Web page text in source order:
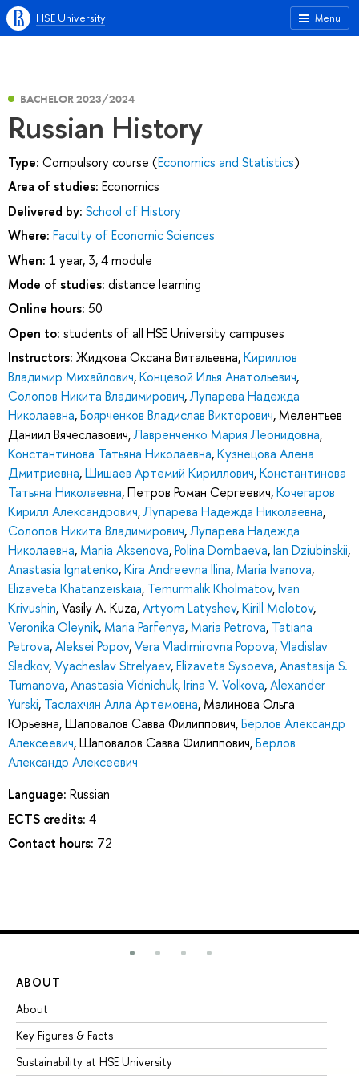
Menu
HSE University
BACHELOR 2023/2024
Russian History
Type: Compulsory course (Economics and Statistics)
Area of studies: Economics
Delivered by: School of History
Where: Faculty of Economic Sciences
When: 1 year, 3, 4 module
Mode of studies: distance learning
Online hours: 50
Open to: students of all HSE University campuses
Instructors: Жидкова Оксана Витальевна,Кириллов
Владимир Михайлович,Концевой Илья Анатольевич,
Солопов Никита Владимирович,Лупарева Надежда
Николаевна,Боярченков Владислав Викторович, Мелентьев
Даниил Вячеславович,Лавренченко Мария Леонидовна,
Константинова Татьяна Николаевна,Кузнецова Алена
Дмитриевна,Шишаев Артемий Кириллович,Константинова
Татьяна Николаевна,Петров Роман Сергеевич,Кочегаров
Кирилл Александрович,Лупарева Надежда Николаевна,
Солопов Никита Владимирович,Лупарева Надежда
Николаевна, Mariia Aksenova,Polina Dombaeva,Ian Dziubinskii,
Anastasia Ignatenko,Kira Andreevna Ilina, Maria Ivanova,
Elizaveta Khatanzeiskaia, Temurmalik Kholmatov,Ivan
Krivushin,Vasily A. Kuza,Artyom Latyshev,Kirill Molotov,
Veronika Oleynik, Maria Parfenya, Maria Petrova, Tatiana
Petrova,Aleksei Popov,Vera Vladimirovna Popova,Vladislav
Sladkov,Vyacheslav Strelyaev,Elizaveta Sysoeva,Anastasija S.
Tumanova,Anastasia Vidnichuk,Irina V. Volkova,Alexander
Yurski, Таслахчян Алла Артемовна, Малинова Ольга
Юрьевна,Шаповалов Савва Филиппович,Берлов Александр
Алексеевич,Шаповалов Савва Филиппович,Берлов
Александр Алексеевич
Language: Russian
ECTS credits: 4
Contact hours: 72
ABOUT
About
Key Figures & Facts
Sustainability at HSE University